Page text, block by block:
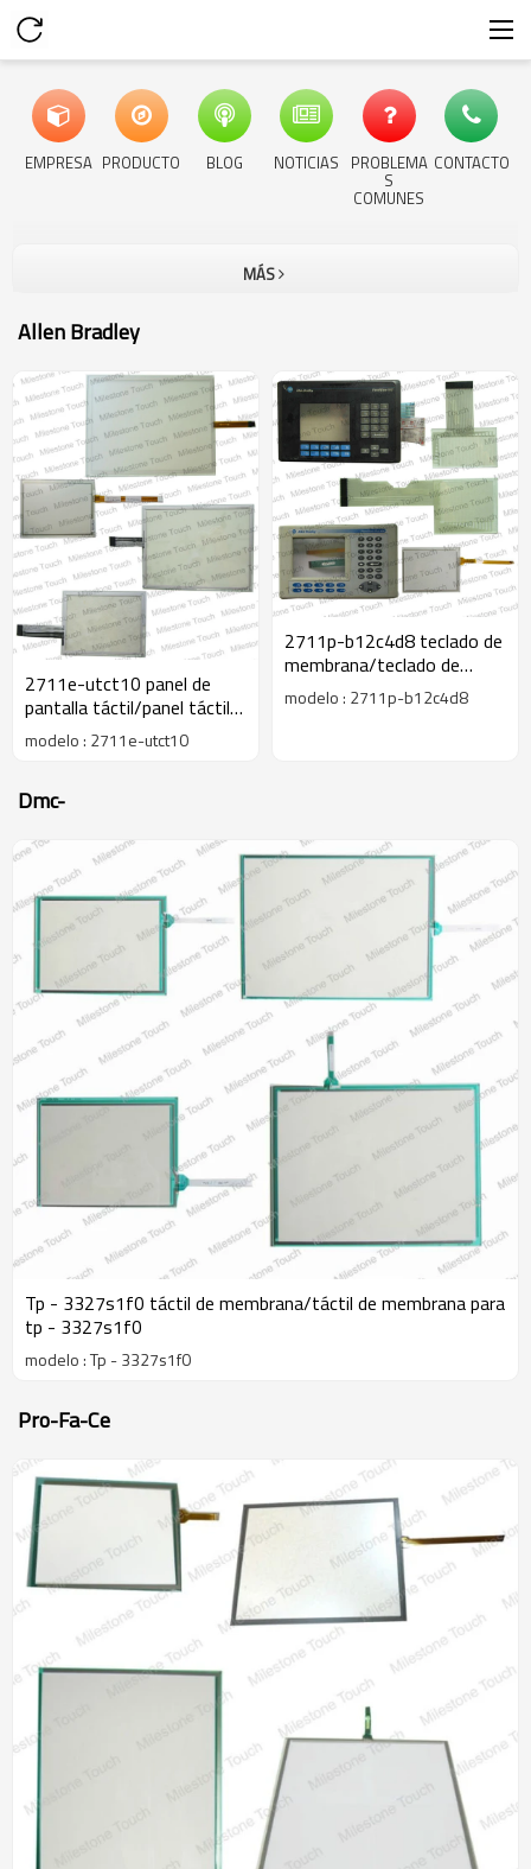
EMPRESA PRODUCTO BLOG NOTICIAS PROBLEMA
S
COMUNES
CONTACTO
MÁS
Allen Bradley
2711e-utct10 panel de
pantalla táctil/panel táctil
de pantalla para 2711e-
utct10
modelo : 2711e-utct10
2711p-b12c4d8 teclado de
membrana/teclado de
membrana para 2711p-
b12c4d8
modelo : 2711p-b12c4d8
Dmc-
Tp - 3327s1f0 táctil de membrana/táctil de membrana para
tp - 3327s1f0
modelo : Tp - 3327s1f0
Pro-Fa-Ce